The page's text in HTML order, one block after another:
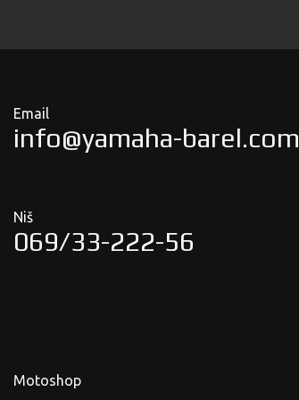
Email
info@yamaha-barel.com
Niš
069/33-222-56
Motoshop